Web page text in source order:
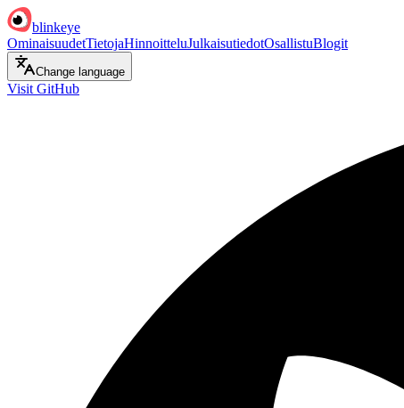
blinkeye
OminaisuudetTietojaHinnoitteluJulkaisutiedotOsallistuBlogit
Change language
Visit GitHub